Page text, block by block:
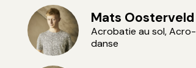
Mats Oosterveld
Acrobatie au sol, Acro-
danse